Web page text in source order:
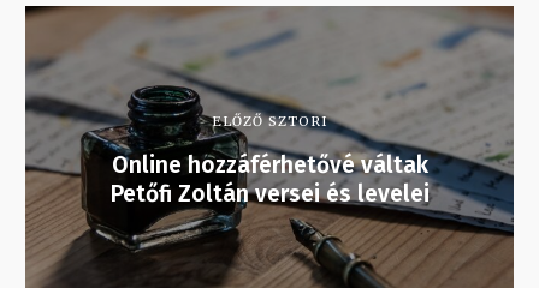
ELŐZŐ SZTORI
Online hozzáférhetővé váltak
Petőfi Zoltán versei és levelei